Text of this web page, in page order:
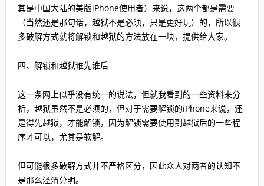
其是中国大陆的美版iPhone使用者）来说，这两个都是需要
（当然还是那句话，越狱不是必须，只是更好玩）的，所以很
多破解方式就将解锁和越狱的方法放在一块，提供给大家。
四、解锁和越狱谁先谁后
这一条网上似乎没有统一的说法，但就我看到的一些资料来分
析，越狱虽然不是必须的，但对于需要解锁的iPhone来说，还
是得先越狱，才能解锁，因为解锁需要使用到越狱后的一些程
序才可以，尤其是软解。
但可能很多破解方式并不严格区分，因此众人对两者的认知不
是那么泾渭分明。